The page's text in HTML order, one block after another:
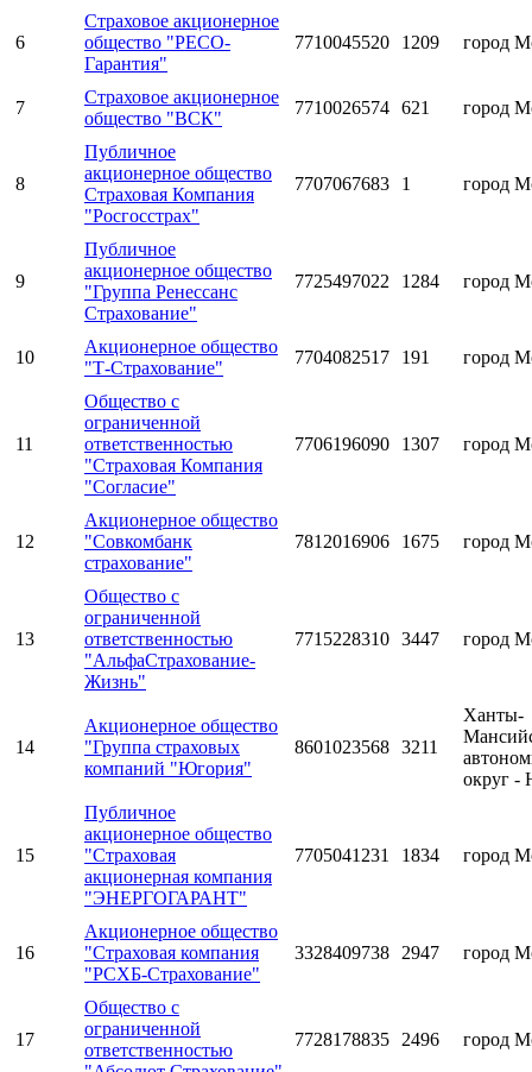
6
Страховое акционерное
общество "РЕСО-
Гарантия"
7710045520 1209 город
7
Страховое акционерное
общество "ВСК"
7710026574 621 город
8
Публичное
акционерное общество
Страховая Компания
"Росгосстрах"
7707067683 1 город
9
Публичное
акционерное общество
"Группа Ренессанс
Страхование"
7725497022 1284 город
10
Акционерное общество
"Т-Страхование"
7704082517 191 город
11
Общество с
ограниченной
ответственностью
"Страховая Компания
"Согласие"
7706196090 1307 город
12
Акционерное общество
"Совкомбанк
страхование"
7812016906 1675 город
13
Общество с
ограниченной
ответственностью
"АльфаСтрахование-
Жизнь"
7715228310 3447 город
14
Акционерное общество
"Группа страховых
компаний "Югория"
8601023568 3211
Ханты-
округ -
15
Публичное
акционерное общество
"Страховая
акционерная компания
"ЭНЕРГОГАРАНТ"
7705041231 1834 город
16
Акционерное общество
"Страховая компания
"РСХБ-Страхование"
3328409738 2947 город
17
Общество с
ограниченной
ответственностью
7728178835 2496 город